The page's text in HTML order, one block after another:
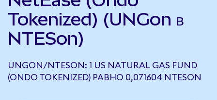
Tokenized) (UNGon в
NTESon)
UNGON/NTESON: 1 US NATURAL GAS FUND
(ONDO TOKENIZED) РАВНО 0,071604 NTESON